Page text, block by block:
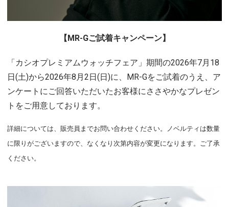
【MR-Gご試着キャンペーン】
「カシオプレミアムウォッチフェア」期間の2026年7月18
日(土)から2026年8月2日(日)に、MR-Gをご試着のうえ、ア
ンケートにご回答いただいたお客様にささやかなプレゼン
トをご用意しております。
詳細については、販売員までお問い合わせください。ノベルティは数量
に限りがございますので、なくなり次第内容が変更になります。ご了承
ください。